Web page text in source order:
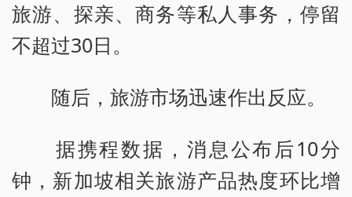
旅游、探亲、商务等私人事务，停留
不超过30日。
随后，旅游市场迅速作出反应。
据携程数据，消息公布后10分
钟，新加坡相关旅游产品热度环比增